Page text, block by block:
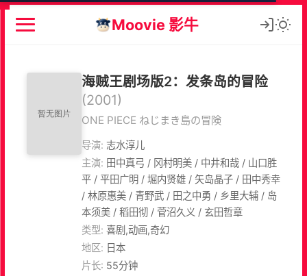
Moovie 影牛
海贼王剧场版2：发条岛的冒险
(2001)
ONE PIECE ねじまき島の冒険
导演: 志水淳儿
主演: 田中真弓 / 冈村明美 / 中井和哉 / 山口胜
平 / 平田广明 / 堀内贤雄 / 矢岛晶子 / 田中秀幸
/ 林原惠美 / 青野武 / 田之中勇 / 乡里大辅 / 岛
本须美 / 稻田彻 / 菅沼久义 / 玄田哲章
类型: 喜剧,动画,奇幻
地区: 日本
片长: 55分钟